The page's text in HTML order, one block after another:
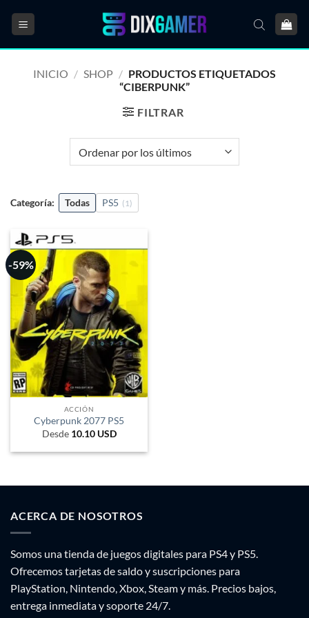
INICIO / SHOP / PRODUCTOS ETIQUETADOS
“CIBERPUNK”
FILTRAR
Categoría: Todas PS5 (1)
-59%
ACCIÓN
Cyberpunk 2077 PS5
Desde 10.10 USD
ACERCA DE NOSOTROS
Somos una tienda de juegos digitales para PS4 y PS5.
Ofrecemos tarjetas de saldo y suscripciones para
PlayStation, Nintendo, Xbox, Steam y más. Precios bajos,
entrega inmediata y soporte 24/7.